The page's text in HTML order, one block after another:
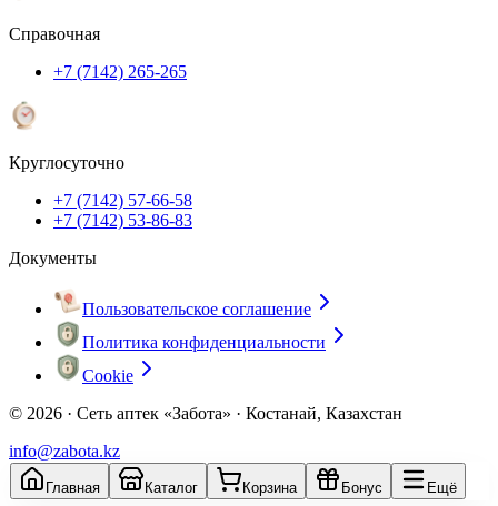
Справочная
+7 (7142) 265-265
Круглосуточно
+7 (7142) 57-66-58
+7 (7142) 53-86-83
Документы
Пользовательское соглашение
Политика конфиденциальности
Cookie
© 2026 · Сеть аптек «Забота» · Костанай, Казахстан
info@zabota.kz
Главная Каталог Корзина Бонус Ещё